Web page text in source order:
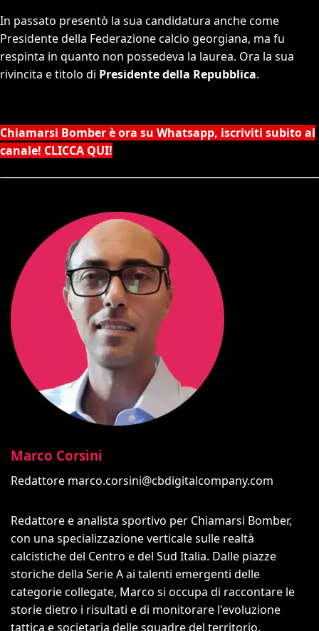
In passato presentò la sua candidatura anche come
Presidente della Federazione calcio georgiana, ma fu
respinta in quanto non possedeva la laurea. Ora la sua
rivincita e titolo di Presidente della Repubblica.
Chiamarsi Bomber è ora su Whatsapp, iscriviti subito al
canale! CLICCA QUI!
Marco Corsini
Redattore marco.corsini@cbdigitalcompany.com
Redattore e analista sportivo per Chiamarsi Bomber,
con una specializzazione verticale sulle realtà
calcistiche del Centro e del Sud Italia. Dalle piazze
storiche della Serie A ai talenti emergenti delle
categorie collegate, Marco si occupa di raccontare le
storie dietro i risultati e di monitorare l'evoluzione
tattica e societaria delle squadre del territorio.